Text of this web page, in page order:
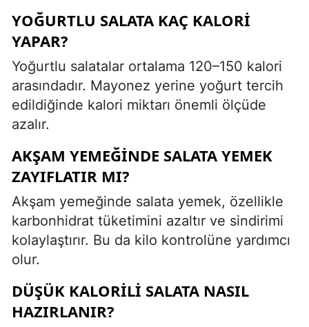
YOĞURTLU SALATA KAÇ KALORI
YAPAR?
Yoğurtlu salatalar ortalama 120–150 kalori
arasındadır. Mayonez yerine yoğurt tercih
edildiğinde kalori miktarı önemli ölçüde
azalır.
AKŞAM YEMEĞINDE SALATA YEMEK
ZAYIFLATIR MI?
Akşam yemeğinde salata yemek, özellikle
karbonhidrat tüketimini azaltır ve sindirimi
kolaylaştırır. Bu da kilo kontrolüne yardımcı
olur.
DÜŞÜK KALORILI SALATA NASIL
HAZIRLANIR?